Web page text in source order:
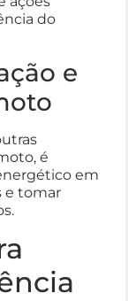
do
e
é
em
e tomar